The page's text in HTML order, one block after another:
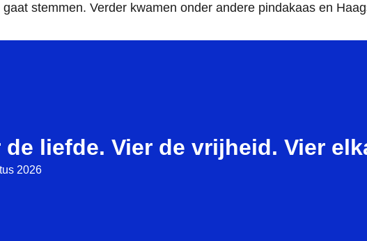
stemmen. Verder kwamen onder andere pindakaas en
de liefde. Vier de vrijheid. Vier
2026